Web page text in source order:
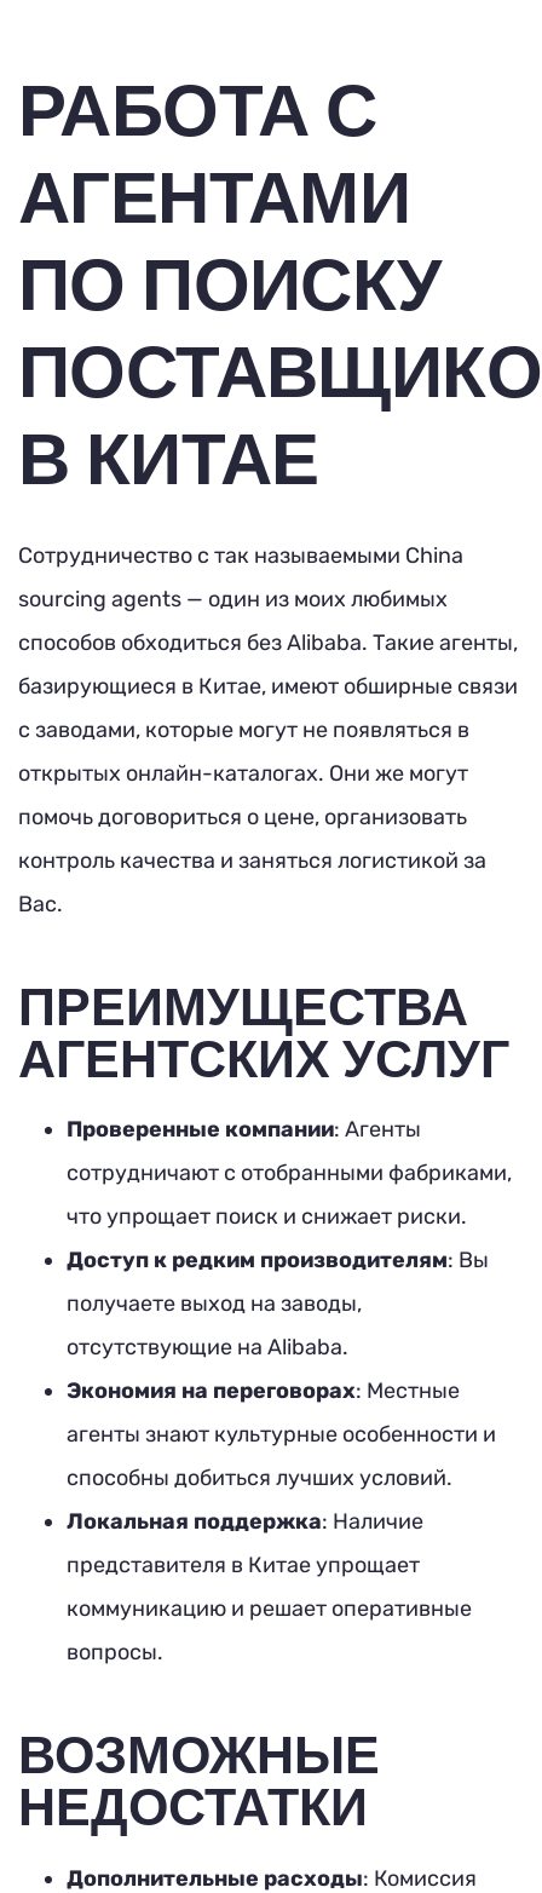
РАБОТА С
АГЕНТАМИ
ПО ПОИСКУ
В КИТАЕ
Сотрудничество с так называемыми China
sourcing agents — один из моих любимых
способов обходиться без Alibaba. Такие агенты,
базирующиеся в Китае, имеют обширные связи
с заводами, которые могут не появляться в
открытых онлайн-каталогах. Они же могут
помочь договориться о цене, организовать
контроль качества и заняться логистикой за
Вас.
ПРЕИМУЩЕСТВА
АГЕНТСКИХ УСЛУГ
Проверенные компании: Агенты
сотрудничают с отобранными фабриками,
что упрощает поиск и снижает риски.
Доступ к редким производителям: Вы
получаете выход на заводы,
отсутствующие на Alibaba.
Экономия на переговорах: Местные
агенты знают культурные особенности и
способны добиться лучших условий.
Локальная поддержка: Наличие
представителя в Китае упрощает
коммуникацию и решает оперативные
вопросы.
ВОЗМОЖНЫЕ
НЕДОСТАТКИ
Дополнительные расходы: Комиссия